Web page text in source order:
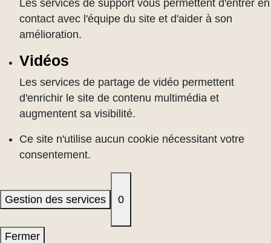
Les services de support vous permettent d'entrer en
contact avec l'équipe du site et d'aider à son
amélioration.
Vidéos
Les services de partage de vidéo permettent
d'enrichir le site de contenu multimédia et
augmentent sa visibilité.
Ce site n'utilise aucun cookie nécessitant votre
consentement.
Gestion des services 0
Fermer